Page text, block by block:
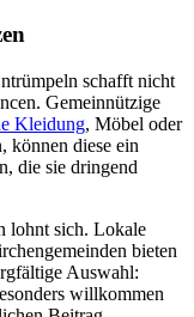
schafft nicht
Gemeinnützige
Kleidung, Möbel oder
können diese ein
die sie dringend
lohnt sich. Lokale
bieten
Auswahl:
willkommen